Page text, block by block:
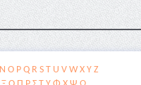
N O P Q R S T U V W X Y Z